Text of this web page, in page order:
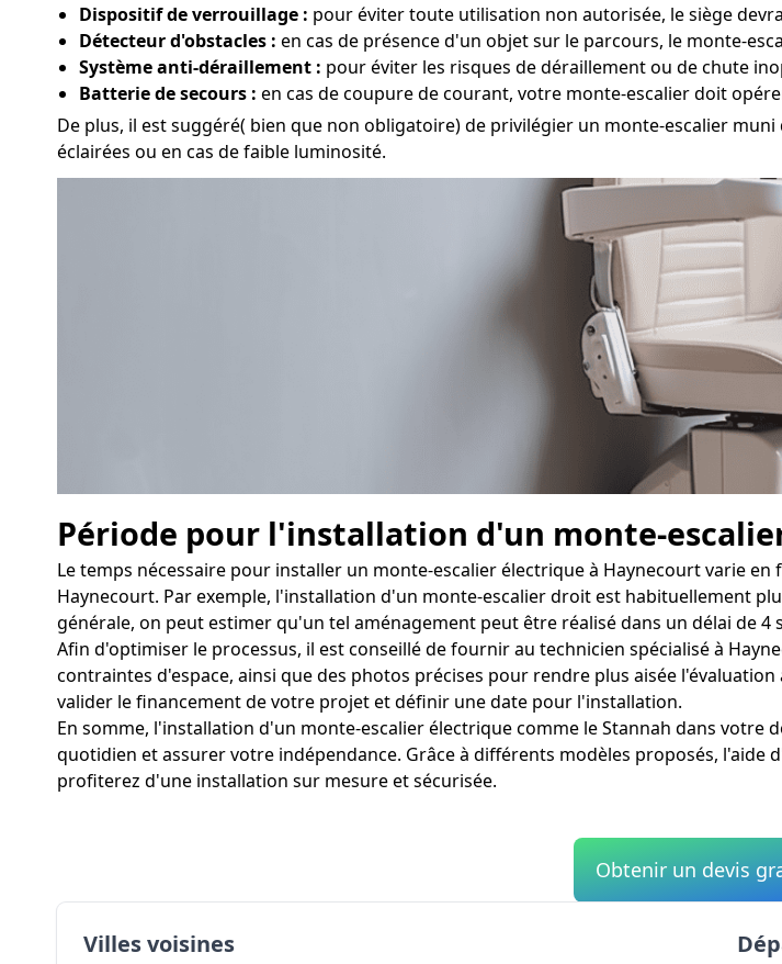
Dispositif de verrouillage : pour éviter toute utilisation non autorisée, le siège
Détecteur d'obstacles : en cas de présence d'un objet sur le parcours, le monte-
Système anti-déraillement : pour éviter les risques de déraillement ou de chute
Batterie de secours : en cas de coupure de courant, votre monte-escalier doit
De plus, il est suggéré( bien que non obligatoire) de privilégier un monte-escalier
éclairées ou en cas de faible luminosité.
Période pour l'installation d'un monte-
Le temps nécessaire pour installer un monte-escalier électrique à Haynecourt varie
Haynecourt. Par exemple, l'installation d'un monte-escalier droit est habituellement
générale, on peut estimer qu'un tel aménagement peut être réalisé dans un délai de
Afin d'optimiser le processus, il est conseillé de fournir au technicien spécialisé à
contraintes d'espace, ainsi que des photos précises pour rendre plus aisée
valider le financement de votre projet et définir une date pour l'installation.
En somme, l'installation d'un monte-escalier électrique comme le Stannah dans
quotidien et assurer votre indépendance. Grâce à différents modèles proposés,
profiterez d'une installation sur mesure et sécurisée.
Obtenir un devis
Villes voisines